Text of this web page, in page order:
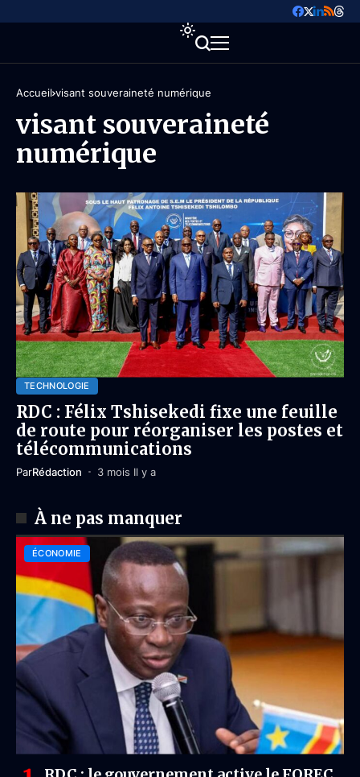
Accueil visant souveraineté numérique
visant souveraineté
numérique
TECHNOLOGIE
RDC : Félix Tshisekedi fixe une feuille
de route pour réorganiser les postes et
télécommunications
ParRédaction 3 mois Il y a
À ne pas manquer
ÉCONOMIE